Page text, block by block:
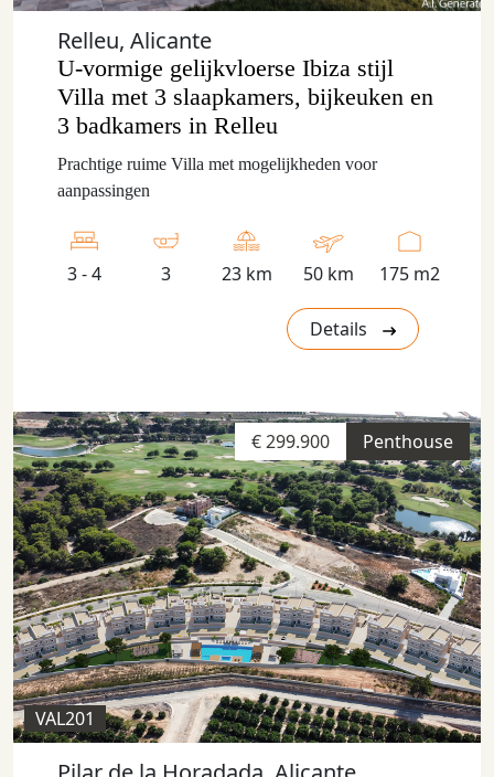
Relleu, Alicante
U-vormige gelijkvloerse Ibiza stijl
Villa met 3 slaapkamers, bijkeuken en
3 badkamers in Relleu
Prachtige ruime Villa met mogelijkheden voor
aanpassingen
3 - 4 3 23 km 50 km 175 m2
Details
Penthouse
€ 299.900
VAL201